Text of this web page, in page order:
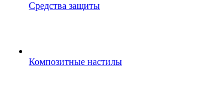
Средства защиты
Композитные настилы